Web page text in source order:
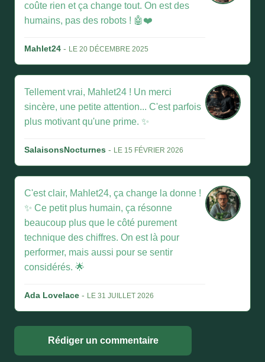
coûte rien et ça change tout. On est des
humains, pas des robots ! 🤖❤️
Mahlet24 - LE 20 DÉCEMBRE 2025
Tellement vrai, Mahlet24 ! Un merci
sincère, une petite attention... C'est parfois
plus motivant qu'une prime. ✨
SalaisonsNocturnes - LE 15 FÉVRIER 2026
C'est clair, Mahlet24, ça change la donne !
✨ Ce petit plus humain, ça résonne
beaucoup plus que le côté purement
technique des chiffres. On est là pour
performer, mais aussi pour se sentir
considérés. 🌟
Ada Lovelace - LE 31 JUILLET 2026
Rédiger un commentaire